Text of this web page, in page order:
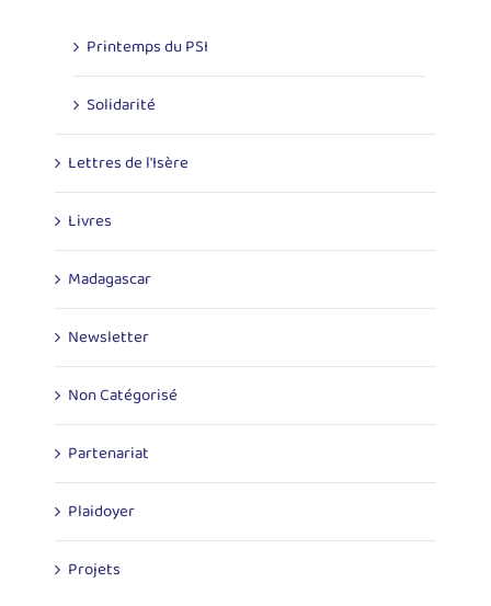
Printemps du PSI
Solidarité
Lettres de l'Isère
Livres
Madagascar
Newsletter
Non Catégorisé
Partenariat
Plaidoyer
Projets